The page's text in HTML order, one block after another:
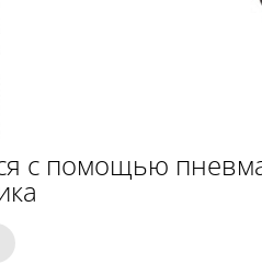
с помощью